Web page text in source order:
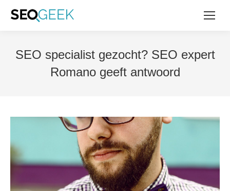
SEO specialist gezocht? SEO expert
Romano geeft antwoord